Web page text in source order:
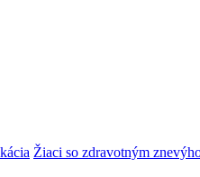
Žiaci so zdravotným